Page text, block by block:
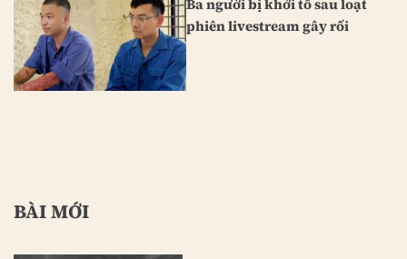
Ba người bị khởi tố sau loạt
phiên livestream gây rối
BÀI MỚI